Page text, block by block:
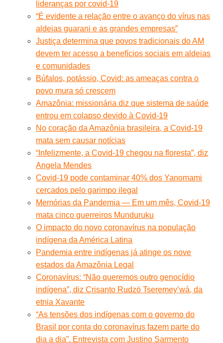
lideranças por covid-19
“É evidente a relação entre o avanço do vírus nas
aldeias guarani e as grandes empresas”
Justiça determina que povos tradicionais do AM
devem ter acesso a benefícios sociais em aldeias
e comunidades
Búfalos, potássio, Covid: as ameaças contra o
povo mura só crescem
Amazônia: missionária diz que sistema de saúde
entrou em colapso devido à Covid-19
No coração da Amazônia brasileira, a Covid-19
mata sem causar notícias
“Infelizmente, a Covid-19 chegou na floresta”, diz
Angela Mendes
Covid-19 pode contaminar 40% dos Yanomami
cercados pelo garimpo ilegal
Memórias da Pandemia — Em um mês, Covid-19
mata cinco guerreiros Munduruku
O impacto do novo coronavírus na população
indígena da América Latina
Pandemia entre indígenas já atinge os nove
estados da Amazônia Legal
Coronavírus: “Não queremos outro genocídio
indígena”, diz Crisanto Rudzö Tseremey’wá, da
etnia Xavante
“As tensões dos indígenas com o governo do
Brasil por conta do coronavírus fazem parte do
dia a dia”. Entrevista com Justino Sarmento